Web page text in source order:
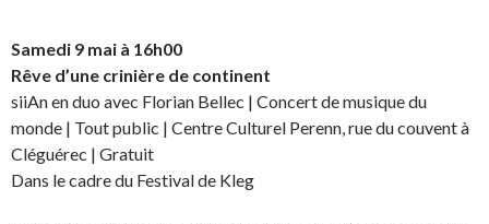
Samedi 9 mai à 16h00
Rêve d’une crinière de continent
siiAn en duo avec Florian Bellec | Concert de musique du
monde | Tout public | Centre Culturel Perenn, rue du couvent à
Cléguérec | Gratuit
Dans le cadre du Festival de Kleg